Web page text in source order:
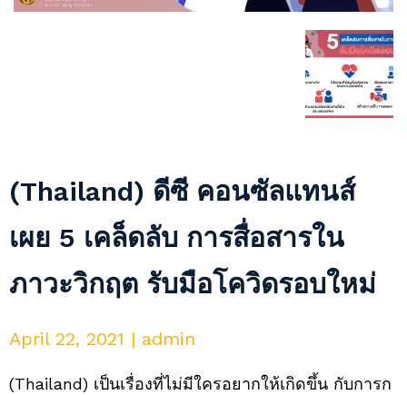
(Thailand) ดีซี คอนซัลแทนส์
เผย 5 เคล็ดลับ การสื่อสารใน
ภาวะวิกฤต รับมือโควิดรอบใหม่
April 22, 2021 | admin
(Thailand) เป็นเรื่องที่ไม่มีใครอยากให้เกิดขึ้น กับการก